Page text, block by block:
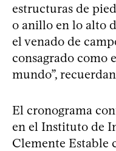
estructuras de
o anillo en lo alto
el venado de
consagrado como
mundo”,
El cronograma
en el Instituto de
Clemente Estable